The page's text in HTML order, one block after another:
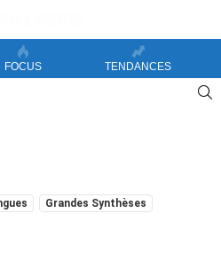
FOCUS TENDANCES
Grandes Synthèses